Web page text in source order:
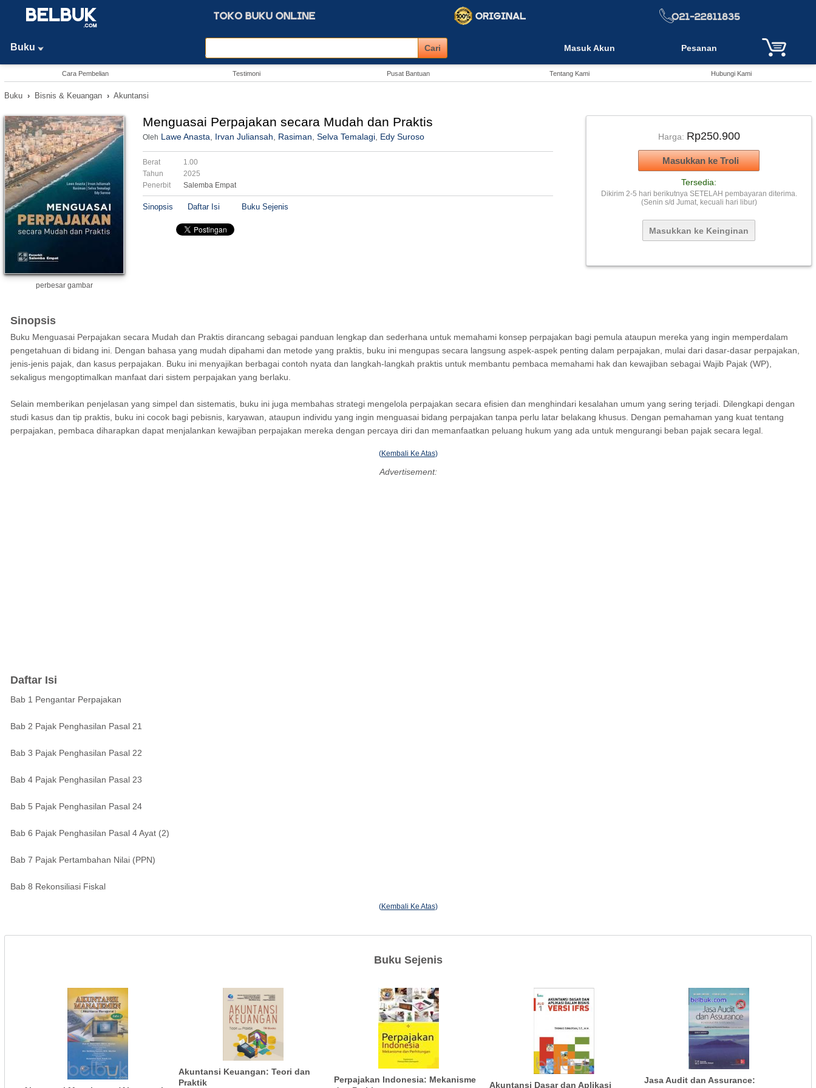
Buku Masuk Akun Pesanan
Cara Pembelian Testimoni Pusat Bantuan Tentang Kami Hubungi Kami
Buku › Bisnis & Keuangan › Akuntansi
perbesar gambar
Menguasai Perpajakan secara Mudah dan Praktis
Oleh Lawe Anasta Irvan Juliansah Rasiman Selva Temalagi Edy Suroso
Berat
1.00
Tahun
2025
Penerbit
Salemba Empat
Sinopsis Daftar Isi Buku Sejenis
Harga: Rp250.900
Tersedia:
Dikirim 2-5 hari berikutnya SETELAH pembayaran diterima.
(Senin s/d Jumat, kecuali hari libur)
Sinopsis
Buku Menguasai Perpajakan secara Mudah dan Praktis dirancang sebagai panduan lengkap dan sederhana untuk memahami konsep perpajakan bagi pemula ataupun mereka yang ingin memperdalam
pengetahuan di bidang ini. Dengan bahasa yang mudah dipahami dan metode yang praktis, buku ini mengupas secara langsung aspek-aspek penting dalam perpajakan, mulai dari dasar-dasar perpajakan,
jenis-jenis pajak, dan kasus perpajakan. Buku ini menyajikan berbagai contoh nyata dan langkah-langkah praktis untuk membantu pembaca memahami hak dan kewajiban sebagai Wajib Pajak (WP),
sekaligus mengoptimalkan manfaat dari sistem perpajakan yang berlaku.
Selain memberikan penjelasan yang simpel dan sistematis, buku ini juga membahas strategi mengelola perpajakan secara efisien dan menghindari kesalahan umum yang sering terjadi. Dilengkapi dengan
studi kasus dan tip praktis, buku ini cocok bagi pebisnis, karyawan, ataupun individu yang ingin menguasai bidang perpajakan tanpa perlu latar belakang khusus. Dengan pemahaman yang kuat tentang
perpajakan, pembaca diharapkan dapat menjalankan kewajiban perpajakan mereka dengan percaya diri dan memanfaatkan peluang hukum yang ada untuk mengurangi beban pajak secara legal.
(Kembali Ke Atas)
Advertisement:
Daftar Isi
Bab 1 Pengantar Perpajakan
Bab 2 Pajak Penghasilan Pasal 21
Bab 3 Pajak Penghasilan Pasal 22
Bab 4 Pajak Penghasilan Pasal 23
Bab 5 Pajak Penghasilan Pasal 24
Bab 6 Pajak Penghasilan Pasal 4 Ayat (2)
Bab 7 Pajak Pertambahan Nilai (PPN)
Bab 8 Rekonsiliasi Fiskal
(Kembali Ke Atas)
Buku Sejenis
Akuntansi Keuangan: Teori dan
Praktik
Perpajakan Indonesia: Mekanisme
Akuntansi Dasar dan Aplikasi
Jasa Audit dan Assurance: